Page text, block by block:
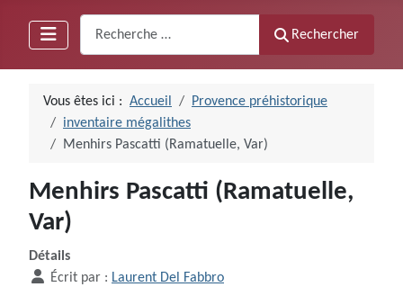
Rechercher
Vous êtes ici : Accueil
Provence préhistorique
inventaire mégalithes
Menhirs Pascatti (Ramatuelle, Var)
Menhirs Pascatti (Ramatuelle,
Var)
Détails
Écrit par : Laurent Del Fabbro